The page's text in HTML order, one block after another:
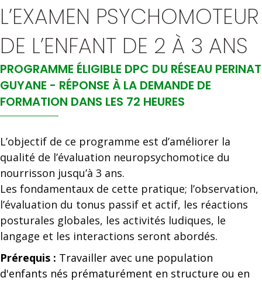
L’EXAMEN PSYCHOMOTEUR
DE L’ENFANT DE 2 À 3 ANS
PROGRAMME ÉLIGIBLE DPC DU RÉSEAU PERINAT
GUYANE - RÉPONSE À LA DEMANDE DE
FORMATION DANS LES 72 HEURES
L’objectif de ce programme est d’améliorer la
qualité de l’évaluation neuropsychomotice du
nourrisson jusqu’à 3 ans.
Les fondamentaux de cette pratique; l’observation,
l’évaluation du tonus passif et actif, les réactions
posturales globales, les activités ludiques, le
langage et les interactions seront abordés.
Prérequis : Travailler avec une population
d'enfants nés prématurément en structure ou en